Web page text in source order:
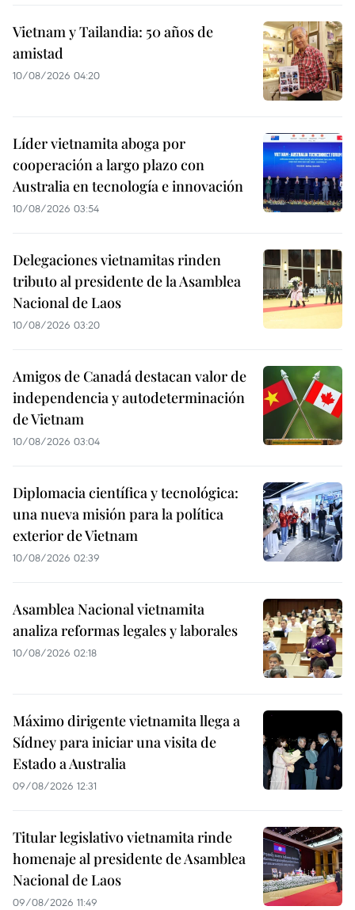
Vietnam y Tailandia: 50 años de
amistad
10/08/2026 04:20
Líder vietnamita aboga por
cooperación a largo plazo con
Australia en tecnología e innovación
10/08/2026 03:54
Delegaciones vietnamitas rinden
tributo al presidente de la Asamblea
Nacional de Laos
10/08/2026 03:20
Amigos de Canadá destacan valor de
independencia y autodeterminación
de Vietnam
10/08/2026 03:04
Diplomacia científica y tecnológica:
una nueva misión para la política
exterior de Vietnam
10/08/2026 02:39
Asamblea Nacional vietnamita
analiza reformas legales y laborales
10/08/2026 02:18
Máximo dirigente vietnamita llega a
Sídney para iniciar una visita de
Estado a Australia
09/08/2026 12:31
Titular legislativo vietnamita rinde
homenaje al presidente de Asamblea
Nacional de Laos
09/08/2026 11:49